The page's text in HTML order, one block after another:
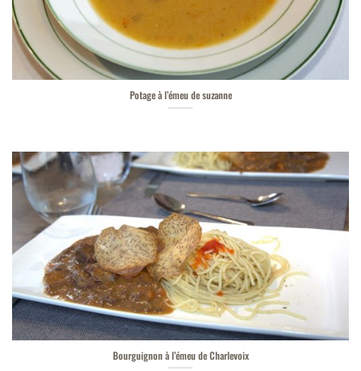
Potage à l’émeu de suzanne
Bourguignon à l’émeu de Charlevoix